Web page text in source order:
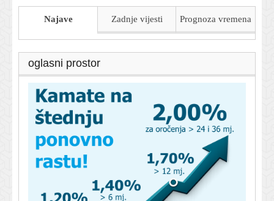
Najave Zadnje vijesti Prognoza vremena
oglasni prostor